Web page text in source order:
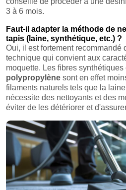
3 à 6 mois.
Faut-il adapter la méthode de
tapis (laine, synthétique, etc.) ?
Oui, il est fortement recommandé
technique qui convient aux
moquette. Les fibres synthétiques
polypropylène sont en effet
filaments naturels tels que la
nécessite des nettoyants et des
éviter de les détériorer et